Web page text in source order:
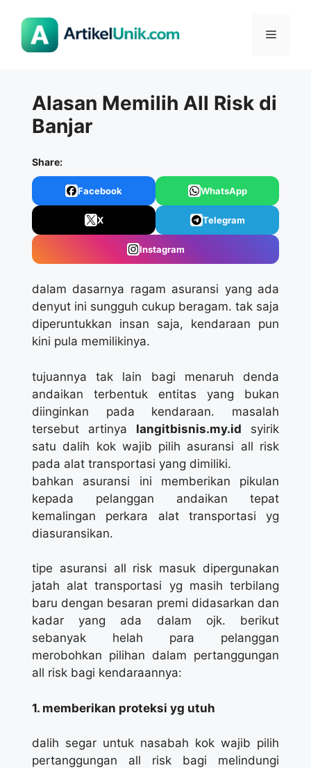
Menu
Alasan Memilih All Risk di
Banjar
Share:
Facebook WhatsApp
X Telegram
Instagram
dalam dasarnya ragam asuransi yang ada
denyut ini sungguh cukup beragam. tak saja
diperuntukkan insan saja, kendaraan pun
kini pula memilikinya.
tujuannya tak lain bagi menaruh denda
andaikan terbentuk entitas yang bukan
diinginkan pada kendaraan. masalah
tersebut artinya langitbisnis.my.id syirik
satu dalih kok wajib pilih asuransi all risk
pada alat transportasi yang dimiliki.
bahkan asuransi ini memberikan pikulan
kepada pelanggan andaikan tepat
kemalingan perkara alat transportasi yg
diasuransikan.
tipe asuransi all risk masuk dipergunakan
jatah alat transportasi yg masih terbilang
baru dengan besaran premi didasarkan dan
kadar yang ada dalam ojk. berikut
sebanyak helah para pelanggan
merobohkan pilihan dalam pertanggungan
all risk bagi kendaraannya:
1. memberikan proteksi yg utuh
dalih segar untuk nasabah kok wajib pilih
pertanggungan all risk bagi melindungi